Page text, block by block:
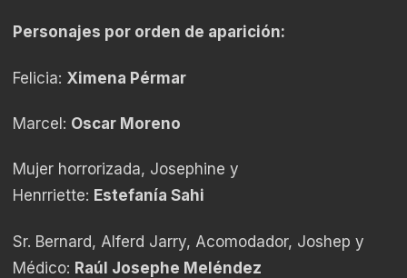
Personajes por orden de aparición:
Felicia: Ximena Pérmar
Marcel: Oscar Moreno
Mujer horrorizada, Josephine y
Henrriette: Estefanía Sahi
Sr. Bernard, Alferd Jarry, Acomodador, Joshep y
Médico: Raúl Josephe Meléndez